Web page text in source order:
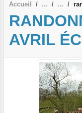
Accueil
AVRIL